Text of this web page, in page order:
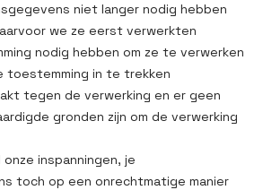
niet langer nodig hebben
we ze eerst verwerkten
nodig hebben om ze te verwerken
toestemming in te trekken
tegen de verwerking en er geen
gronden zijn om de verwerking
onze inspanningen, je
toch op een onrechtmatige manier